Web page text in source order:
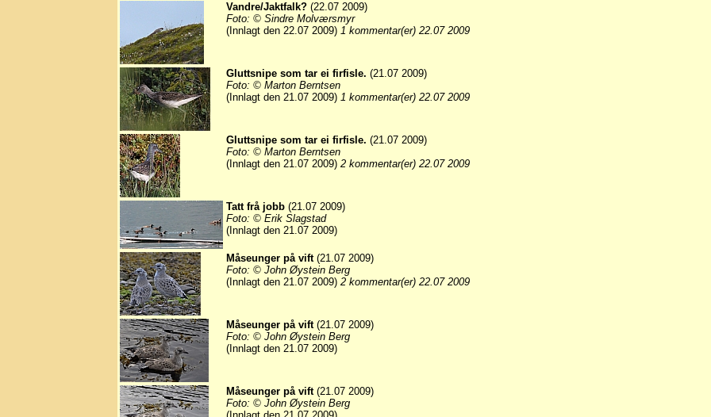
Vandre/Jaktfalk? (22.07 2009)
Foto: © Sindre Molværsmyr
(Innlagt den 22.07 2009) 1 kommentar(er) 22.07 2009
Gluttsnipe som tar ei firfisle. (21.07 2009)
Foto: © Marton Berntsen
(Innlagt den 21.07 2009) 1 kommentar(er) 22.07 2009
Gluttsnipe som tar ei firfisle. (21.07 2009)
Foto: © Marton Berntsen
(Innlagt den 21.07 2009) 2 kommentar(er) 22.07 2009
Tatt frå jobb (21.07 2009)
Foto: © Erik Slagstad
(Innlagt den 21.07 2009)
Måseunger på vift(21.07 2009)
Foto: © John Øystein Berg
(Innlagt den 21.07 2009) 2 kommentar(er) 22.07 2009
Måseunger på vift(21.07 2009)
Foto: © John Øystein Berg
(Innlagt den 21.07 2009)
Måseunger på vift(21.07 2009)
Foto: © John Øystein Berg